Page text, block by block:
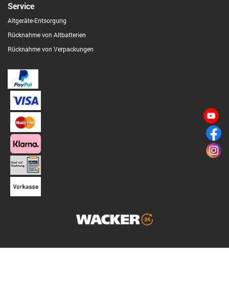
Service
Altgeräte-Entsorgung
Rücknahme von Altbatterien
Rücknahme von Verpackungen